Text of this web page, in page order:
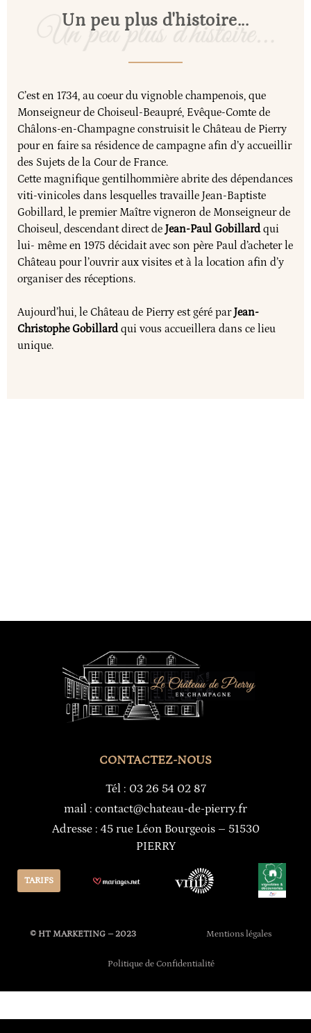
Un peu plus d'histoire...
C’est en 1734, au coeur du vignoble champenois, que
Monseigneur de Choiseul-Beaupré, Evêque-Comte de
Châlons-en-Champagne construisit le Château de Pierry
pour en faire sa résidence de campagne afin d’y accueillir
des Sujets de la Cour de France.
Cette magnifique gentilhommière abrite des dépendances
viti-vinicoles dans lesquelles travaille Jean-Baptiste
Gobillard, le premier Maître vigneron de Monseigneur de
Choiseul, descendant direct de Jean-Paul Gobillardqui
lui- même en 1975 décidait avec son père Paul d’acheter le
Château pour l’ouvrir aux visites et à la location afin d’y
organiser des réceptions.
Aujourd’hui, le Château de Pierry est géré parJean-
Christophe Gobillardqui vous accueillera dans ce lieu
unique.
CONTACTEZ-NOUS
Tél : 03 26 54 02 87
mail : contact@chateau-de-pierry.fr
Adresse : 45 rue Léon Bourgeois – 51530
PIERRY
TARIFS
© HT MARKETING – 2023 Mentions légales
Politique de Confidentialité